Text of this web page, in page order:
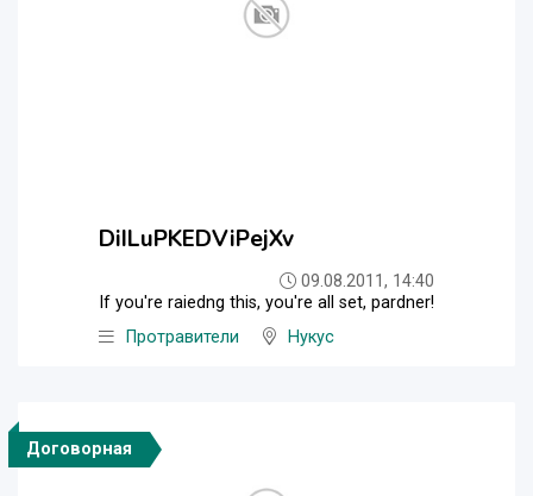
DiILuPKEDViPejXv
09.08.2011, 14:40
If you're raiedng this, you're all set, pardner!
Протравители
Нукус
Договорная